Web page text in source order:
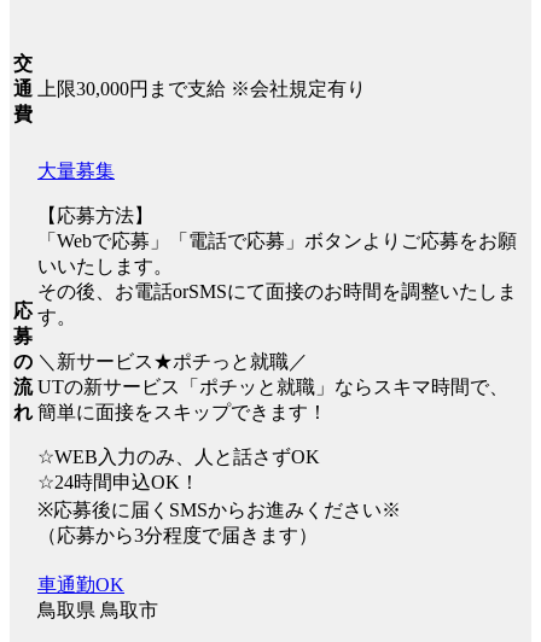
交
通
費
上限30,000円まで支給 ※会社規定有り
応
募
の
流
れ
大量募集
【応募方法】
「Webで応募」「電話で応募」ボタンよりご応募をお願
いいたします。
その後、お電話orSMSにて面接のお時間を調整いたしま
す。
＼新サービス★ポチっと就職／
UTの新サービス「ポチッと就職」ならスキマ時間で、
簡単に面接をスキップできます！
☆WEB入力のみ、人と話さずOK
☆24時間申込OK！
※応募後に届くSMSからお進みください※
（応募から3分程度で届きます）
車通勤OK
鳥取県 鳥取市